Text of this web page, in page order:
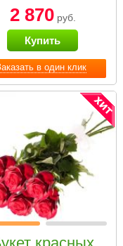
в один клик
2 870руб.
Купить